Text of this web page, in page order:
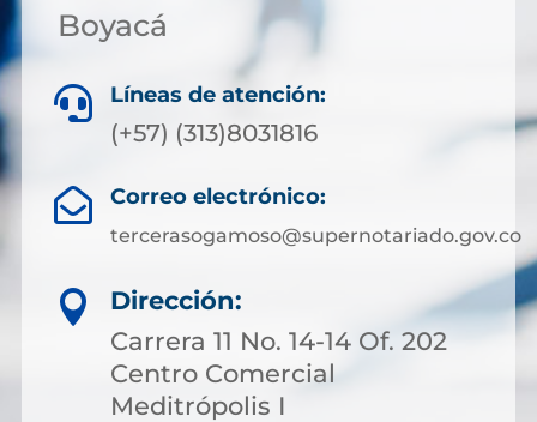
Boyacá
 Líneas de atención:
(+57) (313)8031816
 Correo electrónico:
tercerasogamoso@supernotariado.gov.co

Dirección:
Carrera 11 No. 14-14 Of. 202
Centro Comercial
Meditrópolis I